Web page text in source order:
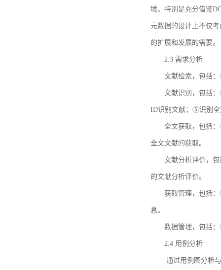
境。特别是充分借鉴
元数据的设计上不仅
的扩展和发展的需要。
2.3 需求分析
文献检索，包括
文献识别，包括
ID识别文献；⑤识别全
全文获取，包括
全文文献的获取。
文献分析评价，
的文献分析评价。
获取管理，包括
息。
数据管理，包括
2.4 用例分析
通过用例图分析